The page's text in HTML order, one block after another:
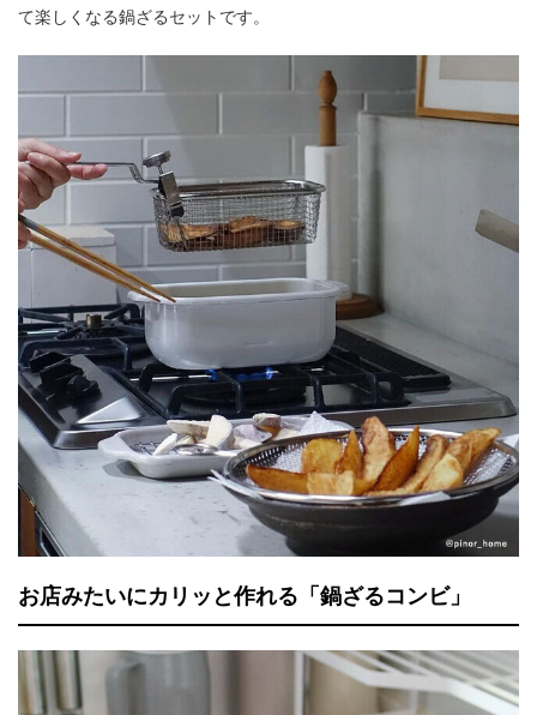
て楽しくなる鍋ざるセットです。
お店みたいにカリッと作れる「鍋ざるコンビ」